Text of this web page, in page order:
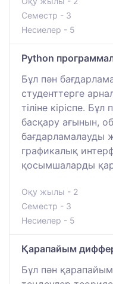
Семестр - 3
Несиелер - 5
Python
Бұл пән
студенттерге
тіліне кіріспе.
басқару ағынын,
бағдарламалауды
графикалық
қосымшаларды
Оқу жылы - 2
Семестр - 3
Несиелер - 5
Қарапайым
Бұл пән